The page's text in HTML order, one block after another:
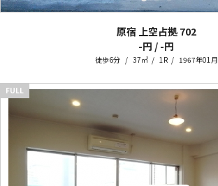
原宿 上空占拠 702
-円 / -円
徒歩6分 37㎡ 1R 1967年01月
FULL